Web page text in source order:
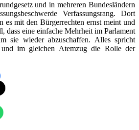
und in mehreren Bundesländern
Verfassungsrang. Dort
es mit den Bürgerrechten ernst meint und
dass eine einfache Mehrheit im Parlament
sie wieder abzuschaffen. Alles spricht
im gleichen Atemzug die Rolle der